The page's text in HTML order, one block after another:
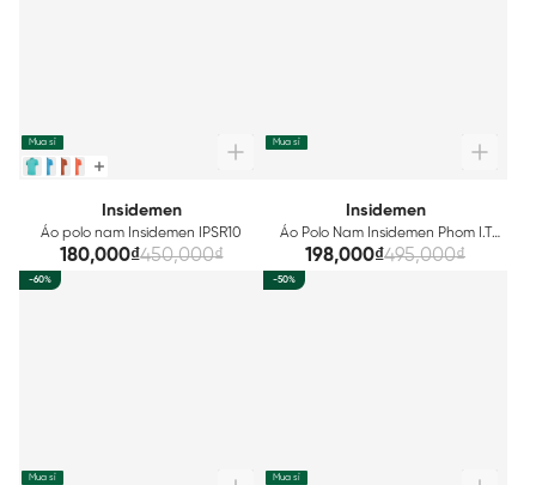
Mua sỉ
Insidemen
Áo polo nam Insidemen IPSR10
180,000₫450,000₫
Mua sỉ
Insidemen
Áo Polo Nam Insidemen Phom I.T
IPS085S3
198,000₫495,000₫
-60%
Mua sỉ
-50%
Mua sỉ